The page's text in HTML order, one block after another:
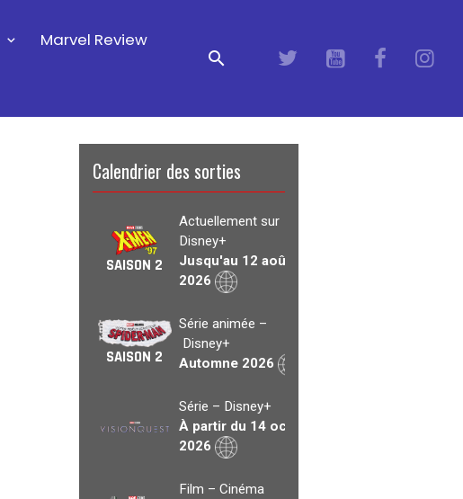
Marvel Review
Calendrier des sorties
SAISON 2
Actuellement sur
Disney+
Jusqu'au 12 août
2026
SAISON 2
Série animée –
Disney+
Automne 2026
Série – Disney+
À partir du 14 oct.
2026
Film – Cinéma